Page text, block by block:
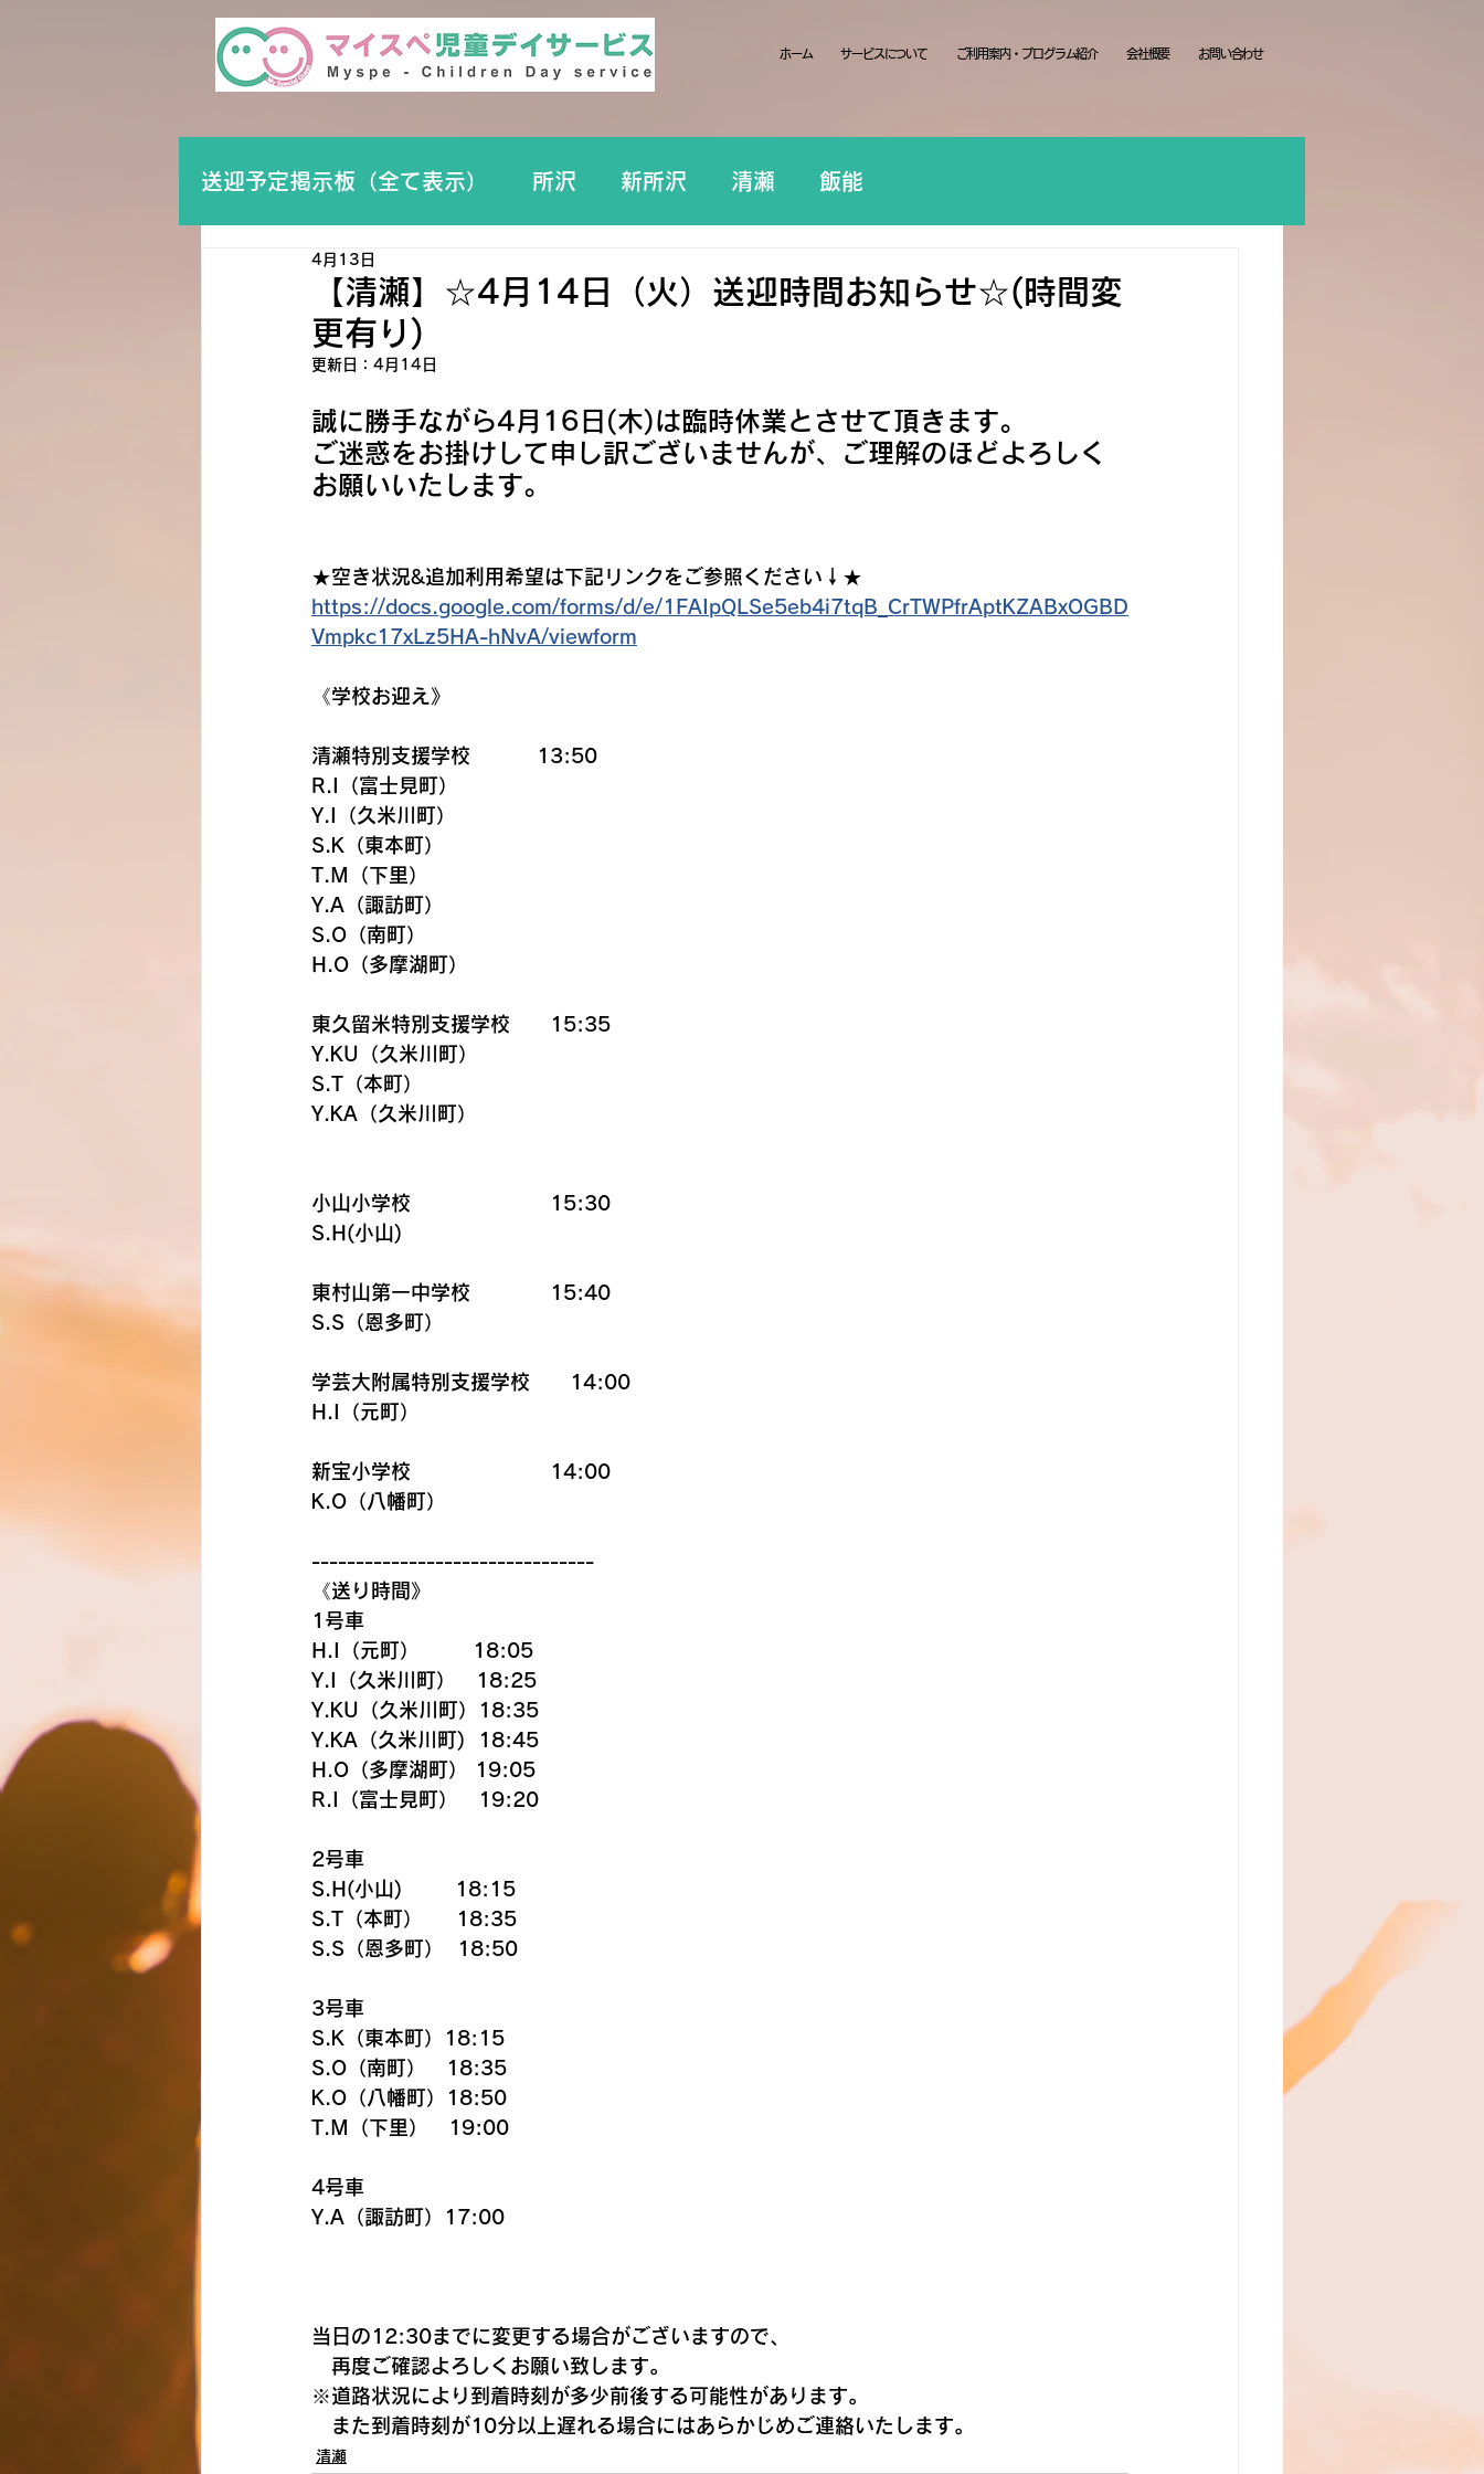
ホーム サービスについて ご利用案内・プログラム紹介 会社概要 お問い合わせ
送迎予定掲示板（全て表示） 所沢 新所沢 清瀬 飯能
【清瀬】☆4月14日（火）送迎時間お知らせ☆(時間変
更有り)
4月13日
更新日： 4月14日
誠に勝手ながら4月16日(木)は臨時休業とさせて頂きます。
ご迷惑をお掛けして申し訳ございませんが、ご理解のほどよろしく
お願いいたします。
★空き状況&追加利用希望は下記リンクをご参照ください↓★
https://docs.google.com/forms/d/e/1FAIpQLSe5eb4i7tqB_CrTWPfrAptKZABxOGBD
Vmpkc17xLz5HA-hNvA/viewform
《学校お迎え》
清瀬特別支援学校　　　 13:50
R.I（富士見町）
Y.I（久米川町）
S.K（東本町）
T.M（下里）
Y.A（諏訪町）
S.O（南町）
H.O（多摩湖町）
東久留米特別支援学校　　15:35
Y.KU（久米川町）
S.T（本町）
Y.KA（久米川町）
小山小学校　　　　　　　15:30
S.H(小山)
東村山第一中学校　　　　15:40
S.S（恩多町）
学芸大附属特別支援学校　　14:00
H.I（元町）
新宝小学校　　　　　　　14:00
K.O（八幡町）
--------------------------------
《送り時間》
1号車
H.I（元町）        18:05
Y.I（久米川町）   18:25
Y.KU（久米川町）18:35
Y.KA（久米川町)  18:45
H.O（多摩湖町） 19:05
R.I（富士見町）　19:20
2号車
S.H(小山)　     18:15
S.T（本町） 　 18:35
S.S（恩多町）  18:50
3号車
S.K（東本町）18:15
S.O（南町）   18:35
K.O（八幡町）18:50
T.M（下里）   19:00
4号車
Y.A（諏訪町）17:00
当日の12:30までに変更する場合がございますので、
再度ご確認よろしくお願い致します。
※道路状況により到着時刻が多少前後する可能性があります。
また到着時刻が10分以上遅れる場合にはあらかじめご連絡いたします。
清瀬